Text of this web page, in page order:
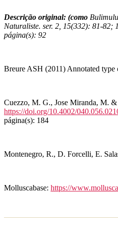
Descrição original: (como
Naturaliste. ser. 2, 15(332): 81-82;
página(s): 92
Breure ASH (2011) Annotated
Cuezzo, M. G., Jose Miranda, M.
https://doi.org/10.4002/
página(s): 184
Montenegro, R., D. Forcelli, E.
Molluscabase: https://